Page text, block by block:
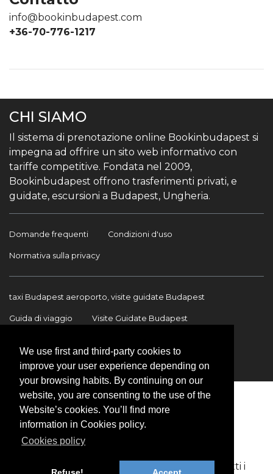
We use first and third-party cookies to
improve your user experience depending on
your browsing habits. By continuing on our
website, you are consenting to the use of the
Website’s cookies. You’ll find more
information in Cookies policy.
Cookies policy
info@bookinbudapest.com
+36-70-776-1217
CHI SIAMO
Il sistema di prenotazione online Bookinbudapest si
impegna ad offrire un sito web informativo con
tariffe competitive. Fondata nel 2009,
Bookinbudapest offrono trasferimenti privati, e
guidate, escursioni a Budapest, Ungheria.
Domande frequenti Condizioni d'uso
Normativa sulla privacy
taxi Budapest aeroporto, visite guidate Budapest
Guida di viaggio Visite Guidate Budapest
Contatto
Copyright © 2009-2026 BookinBudapest | Tutti i